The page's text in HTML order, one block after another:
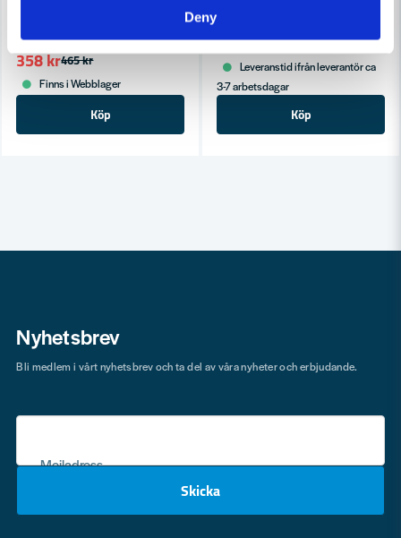
Deny
465 kr
358 kr
Finns i Webblager
Köp
157 kr
97 kr
Leveranstid ifrån leverantör ca
3-7 arbetsdagar
Köp
Nyhetsbrev
Mejladress
Skicka
Bli medlem i vårt nyhetsbrev och ta del av våra nyheter och erbjudande.